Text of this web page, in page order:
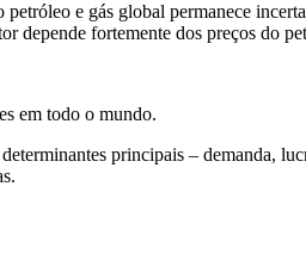
e gás global permanece
depende fortemente dos preços do
em todo o mundo.
principais – demanda,